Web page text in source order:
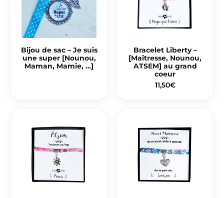
Bijou de sac – Je suis
une super [Nounou,
Maman, Mamie, …]
Bracelet Liberty –
[Maîtresse, Nounou,
ATSEM] au grand
coeur
11,50€